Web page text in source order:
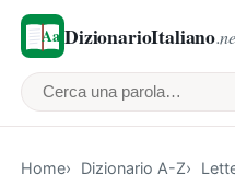
DizionarioItaliano
Cerca una parola
Home Dizionario A-Z